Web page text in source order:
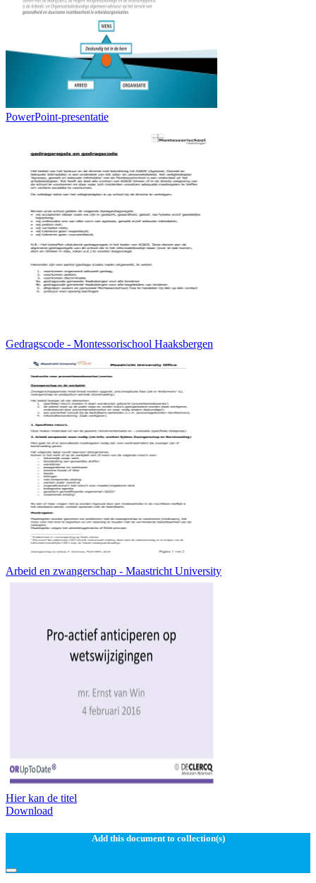
PowerPoint-presentatie
Gedragscode - Montessorischool Haaksbergen
Arbeid en zwangerschap - Maastricht University
Hier kan de titel
Download
Add this document to collection(s)